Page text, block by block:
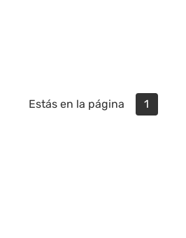
Estás en la página 1